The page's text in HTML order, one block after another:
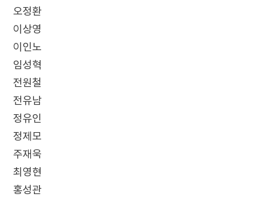
오정환
이상영
이인노
임성혁
전원철
전유남
정유인
정제모
주재욱
최영현
홍성관